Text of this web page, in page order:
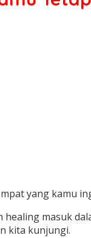
yang kamu
masuk
kita kunjungi.